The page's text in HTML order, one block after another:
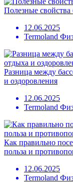
Полезные свойства
12.06.2025
Termoland
Разница между
и оздоровления
12.06.2025
Termoland
Как правильно
польза и
12.06.2025
Termoland